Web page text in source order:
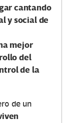
cantando
y social de
mejor
del
de la
de un